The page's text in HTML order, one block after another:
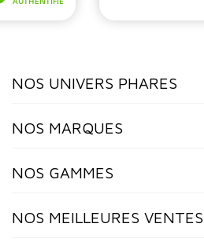
NOS UNIVERS PHARES
NOS MARQUES
NOS GAMMES
NOS MEILLEURES VENTES